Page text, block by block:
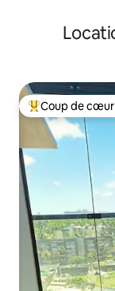
Coup de cœur
Coup de